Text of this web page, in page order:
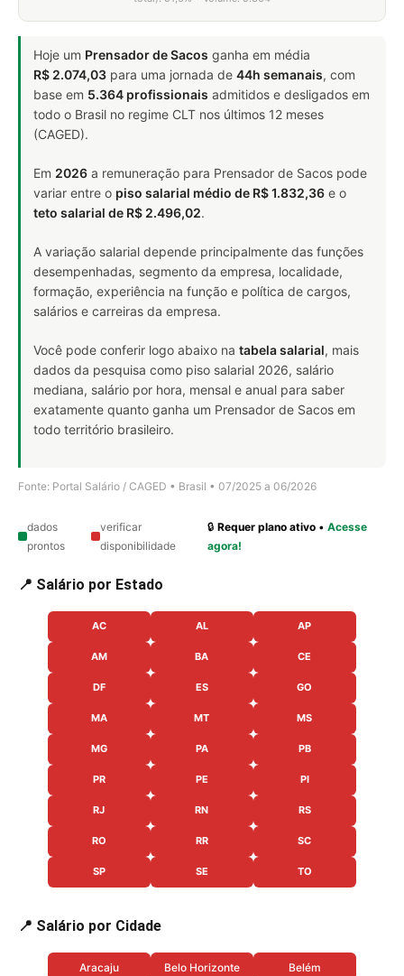
Hoje um Prensador de Sacos ganha em média
R$ 2.074,03 para uma jornada de 44h semanais, com
base em 5.364 profissionais admitidos e desligados em
todo o Brasil no regime CLT nos últimos 12 meses
(CAGED).
Em 2026 a remuneração para Prensador de Sacos pode
variar entre o piso salarial médio de R$ 1.832,36 e o
teto salarial de R$ 2.496,02.
A variação salarial depende principalmente das funções
desempenhadas, segmento da empresa, localidade,
formação, experiência na função e política de cargos,
salários e carreiras da empresa.
Você pode conferir logo abaixo na tabela salarial, mais
dados da pesquisa como piso salarial 2026, salário
mediana, salário por hora, mensal e anual para saber
exatamente quanto ganha um Prensador de Sacos em
todo território brasileiro.
Fonte: Portal Salário / CAGED • Brasil • 07/2025 a 06/2026
dados
prontos
verificar
disponibilidade
🔒Requer plano ativo •Acesse
agora!
📍 Salário por Estado
AC AL AP
AM BA CE
DF ES GO
MA MT MS
MG PA PB
PR PE PI
RJ RN RS
RO RR SC
SP SE TO
📍 Salário por Cidade
Aracaju Belo Horizonte Belém